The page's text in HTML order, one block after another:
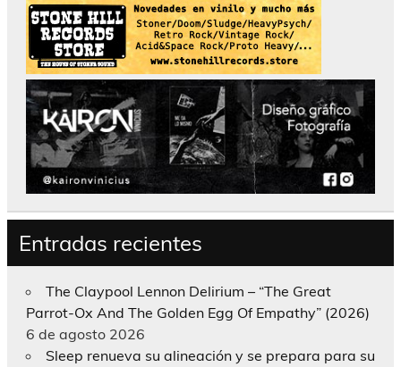
Entradas recientes
The Claypool Lennon Delirium – “The Great
Parrot-Ox And The Golden Egg Of Empathy” (2026)
6 de agosto 2026
Sleep renueva su alineación y se prepara para su